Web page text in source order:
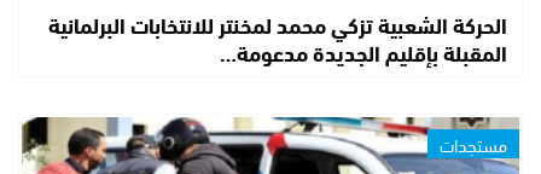
الحركة الشعبية تزكي محمد لمخنتر للانتخابات البرلمانية
المقبلة بإقليم الجديدة مدعومة…
مستجدات